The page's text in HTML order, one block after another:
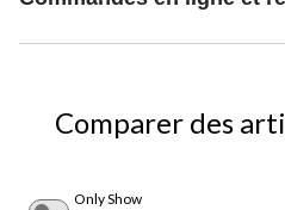
Comparer des
Only Show